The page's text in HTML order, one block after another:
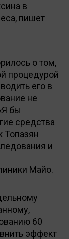
в
пишет
о том,
процедурой
его в
не
бы
средства
Топазян
и
Майо.
60
эффект